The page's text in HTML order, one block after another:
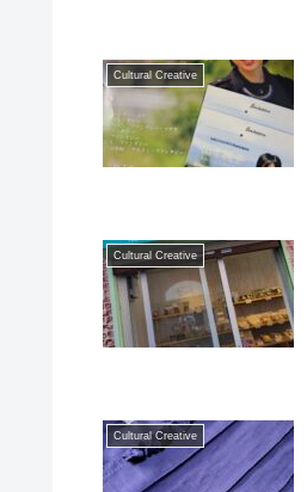
Cultural Creative
Cultural Creative
Cultural Creative